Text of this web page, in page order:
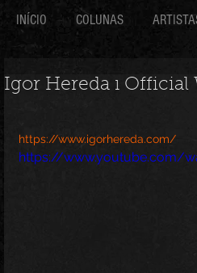
INÍCIO COLUNAS
Igor Hereda ı Official
https://www.igorhereda.com/
https://www.youtube.com/